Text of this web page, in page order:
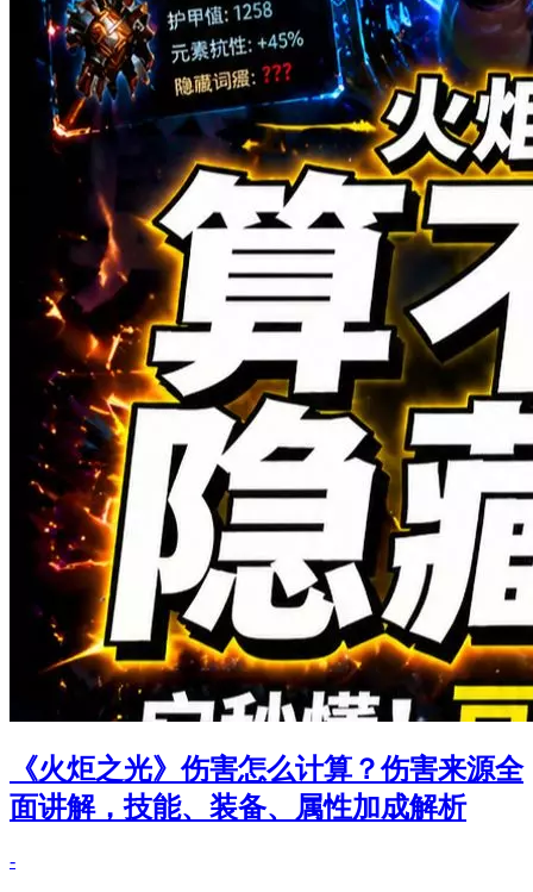
《火炬之光》伤害怎么计算？伤害来源全
面讲解，技能、装备、属性加成解析
-